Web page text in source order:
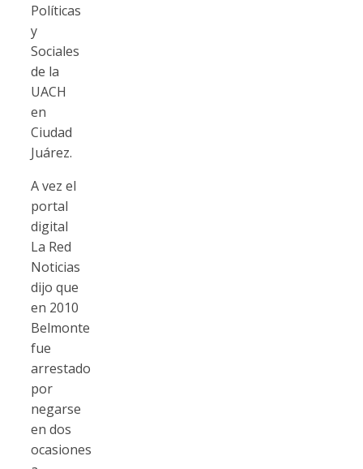
Políticas
y
Sociales
de la
UACH
en
Ciudad
Juárez.
A vez el
portal
digital
La Red
Noticias
dijo que
en 2010
Belmonte
fue
arrestado
por
negarse
en dos
ocasiones